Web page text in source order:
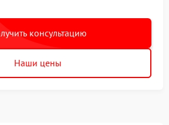
консультацию
Наши цены